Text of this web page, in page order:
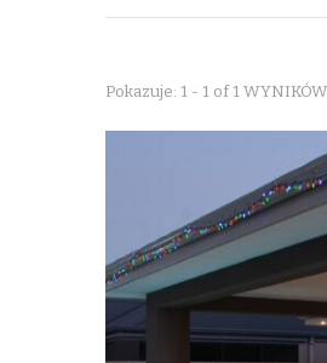
Pokazuje: 1 - 1 of 1 WYNIKÓW